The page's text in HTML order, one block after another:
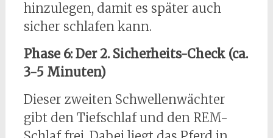
hinzulegen, damit es später auch
sicher schlafen kann.
Phase 6: Der 2. Sicherheits-Check (ca.
3-5 Minuten)
Dieser zweiten Schwellenwächter
gibt den Tiefschlaf und den REM-